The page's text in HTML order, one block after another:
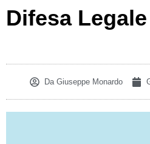
Difesa Legale
DaGiuseppe Monardo